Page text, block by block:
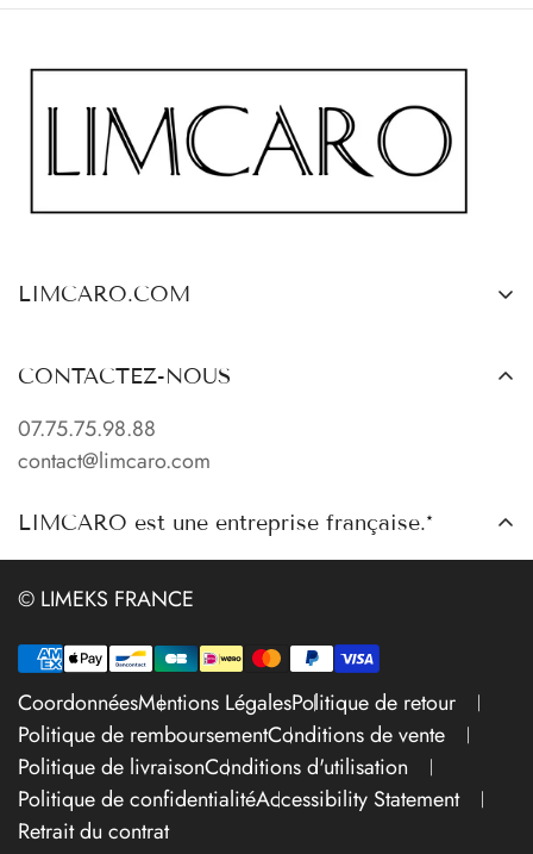
LIMCARO.COM
Catalogue
Pose Carrelage
Points de Retrait
À propos
Contact
CONTACTEZ-NOUS
07.75.75.98.88
contact@limcaro.com
LIMCARO est une entreprise française.*
© LIMEKS FRANCE
CoordonnéesMentions LégalesPolitique de retour
Politique de remboursementConditions de vente
Politique de livraisonConditions d'utilisation
Politique de confidentialitéAccessibility Statement
Retrait du contrat